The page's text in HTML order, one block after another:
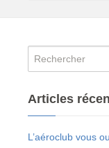
Articles
L’aéroclub vous